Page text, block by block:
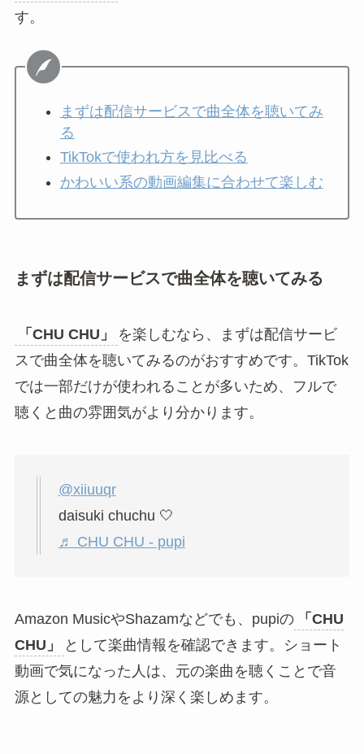
す。
まずは配信サービスで曲全体を聴いてみ
る
TikTokで使われ方を見比べる
かわいい系の動画編集に合わせて楽しむ
まずは配信サービスで曲全体を聴いてみる
「CHU CHU」
を楽しむなら、まずは配信サービ
スで曲全体を聴いてみるのがおすすめです。TikTok
では一部だけが使われることが多いため、フルで
聴くと曲の雰囲気がより分かります。
@xiiuuqr
daisuki chuchu 🤍
♬ CHU CHU - pupi
Amazon MusicやShazamなどでも、pupiの
「CHU
CHU」
として楽曲情報を確認できます。ショート
動画で気になった人は、元の楽曲を聴くことで音
源としての魅力をより深く楽しめます。